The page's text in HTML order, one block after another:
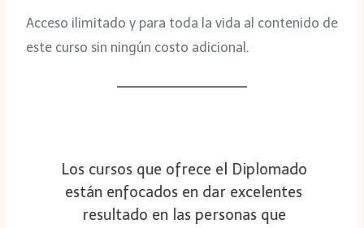
Acceso ilimitado y para toda la vida al contenido de
este curso sin ningún costo adicional.
Los cursos que ofrece el Diplomado
están enfocados en dar excelentes
resultado en las personas que